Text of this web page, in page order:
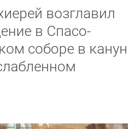
возглавил
в Спасо-
соборе в канун